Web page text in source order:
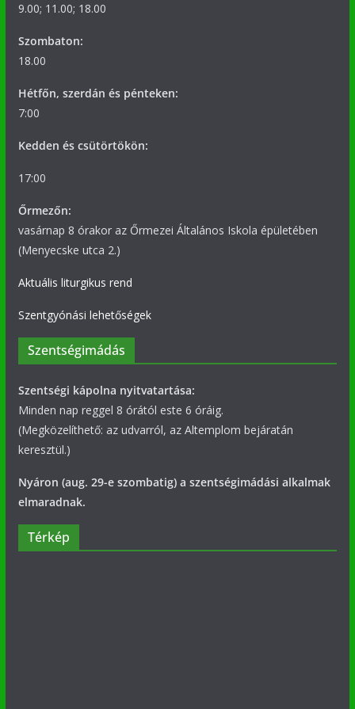
9.00; 11.00; 18.00
Szombaton:
18.00
Hétfőn, szerdán és pénteken:
7:00
Kedden és csütörtökön:
17:00
Őrmezőn:
vasárnap 8 órakor az Őrmezei Általános Iskola épületében
(Menyecske utca 2.)
Aktuális liturgikus rend
Szentgyónási lehetőségek
Szentségimádás
Szentségi kápolna nyitvatartása:
Minden nap reggel 8 órától este 6 óráig.
(Megközelíthető: az udvarról, az Altemplom bejáratán
keresztül.)
Nyáron (aug. 29-e szombatig) a szentségimádási alkalmak
elmaradnak.
Térkép